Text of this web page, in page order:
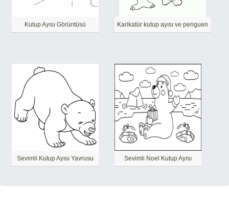
Kutup Ayısı Görüntüsü Karikatür kutup ayısı ve penguen
Sevimli Kutup Ayısı Yavrusu Sevimli Noel Kutup Ayısı